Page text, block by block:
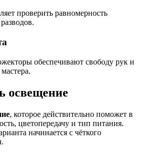
проверить равномерность
обеспечивают свободу рук и
освещение
, которое действительно поможет в
цветопередачу и тип питания.
начинается с чёткого